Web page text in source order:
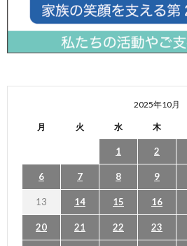
2025年10月
月 火 水 木
1 2
6 7 8 9
13 14 15 16
20 21 22 23